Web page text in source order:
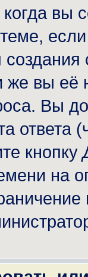
вы
же вы её
Вы
ответа
кнопку
на